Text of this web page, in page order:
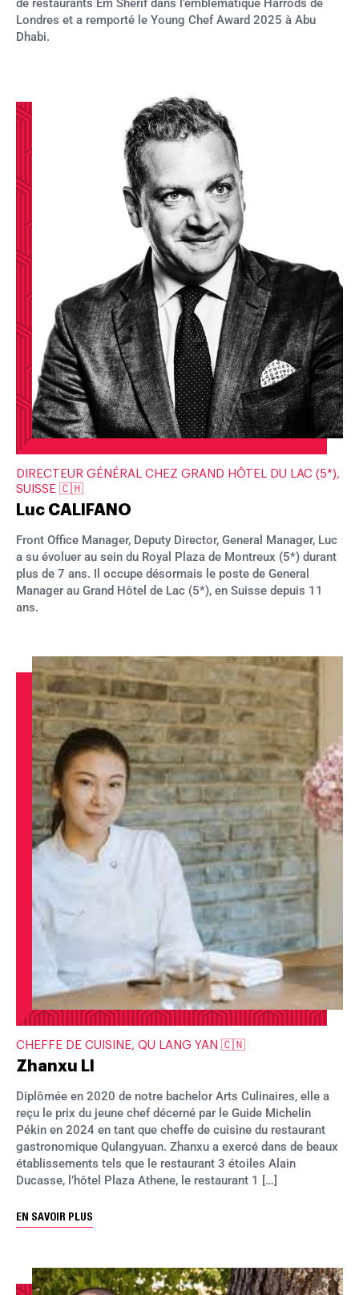
Londres et a remporté le Young Chef Award 2025 à Abu
Dhabi.
DIRECTEUR GÉNÉRAL CHEZ GRAND HÔTEL DU LAC (5*),
SUISSE 🇨🇭
Luc CALIFANO
Front Office Manager, Deputy Director, General Manager, Luc
a su évoluer au sein du Royal Plaza de Montreux (5*) durant
plus de 7 ans. Il occupe désormais le poste de General
Manager au Grand Hôtel de Lac (5*), en Suisse depuis 11
ans.
CHEFFE DE CUISINE, QU LANG YAN 🇨🇳
Zhanxu LI
Diplômée en 2020 de notre bachelor Arts Culinaires, elle a
reçu le prix du jeune chef décerné par le Guide Michelin
Pékin en 2024 en tant que cheffe de cuisine du restaurant
gastronomique Qulangyuan. Zhanxu a exercé dans de beaux
établissements tels que le restaurant 3 étoiles Alain
Ducasse, l’hôtel Plaza Athene, le restaurant 1 […]
EN SAVOIR PLUS